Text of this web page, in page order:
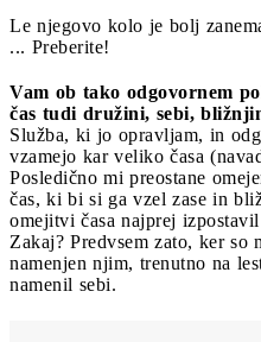
Le njegovo kolo je bolj
... Preberite!
Vam ob tako odgovornem
čas tudi družini, sebi,
Služba, ki jo opravljam, in
vzamejo kar veliko časa
Posledično mi preostane
čas, ki bi si ga vzel zase in
omejitvi časa najprej
Zakaj? Predvsem zato, ker so
namenjen njim, trenutno na
namenil sebi.